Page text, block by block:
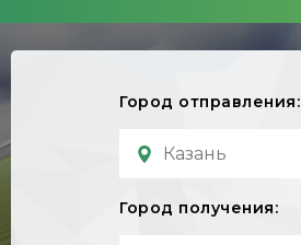
Город отправления:
Город получения: